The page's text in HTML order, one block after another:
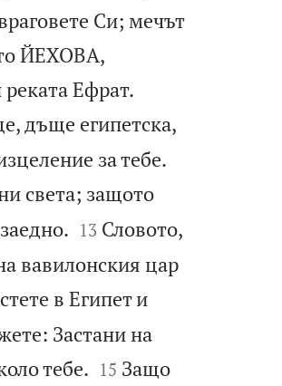
Си; мечът
ЙЕХОВА,
Ефрат.
дъще египетска,
за тебе.
света; защото

13 Словото,
вавилонския цар
в Египет и
Застани на
тебе.
15 Защо